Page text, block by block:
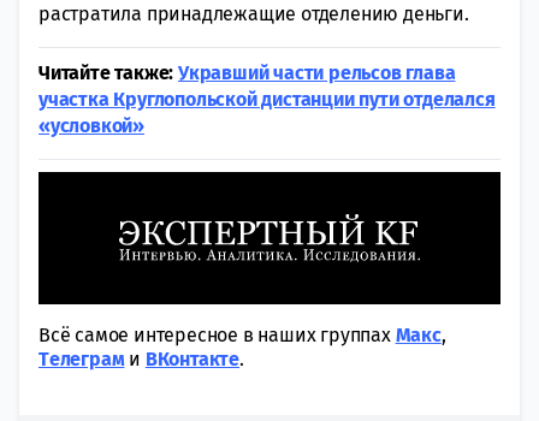
растратила принадлежащие отделению деньги.
Читайте также:Укравший части рельсов глава
участка Круглопольской дистанции пути отделался
«условкой»
Всё самое интересное в наших группах Макс,
Tелеграми ВКонтакте.